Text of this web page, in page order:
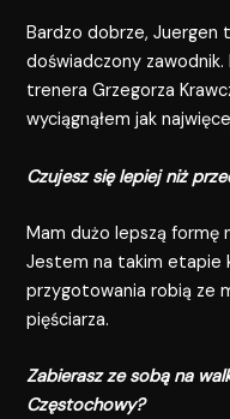
Bardzo dobrze, Juergen
doświadczony zawodnik.
trenera Grzegorza
wyciągnąłem jak
Czujesz się lepiej niż
Mam dużo lepszą formę
Jestem na takim etapie
przygotowania robią ze
pięściarza.
Zabierasz ze sobą na
Częstochowy?